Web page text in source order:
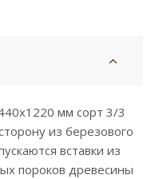
мм сорт 3/3
из березового
вставки из
пороков древесины